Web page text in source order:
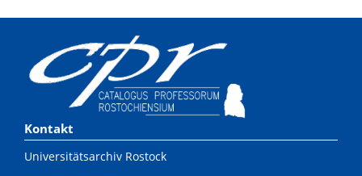
Kontakt
Universitätsarchiv Rostock